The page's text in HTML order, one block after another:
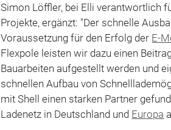
Simon Löffler, bei Elli verantwortlich
Projekte, ergänzt: "Der schnelle
Voraussetzung für den Erfolg der E-
Flexpole leisten wir dazu einen
Bauarbeiten aufgestellt werden und
schnellen Aufbau von
mit Shell einen starken Partner
Ladenetz in Deutschland und Europa